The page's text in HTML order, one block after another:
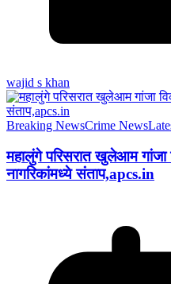
wajid s khan
Breaking NewsCrime News
महालुंगे परिसरात खुलेआम गांजा
नागरिकांमध्ये संताप,apcs.in